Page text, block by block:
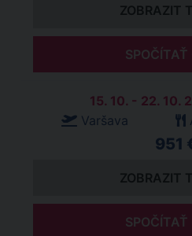
ZOBRAZIT
SPOČÍTAŤ
15. 10. - 22. 10.
Varšava
951
ZOBRAZIT
SPOČÍTAŤ